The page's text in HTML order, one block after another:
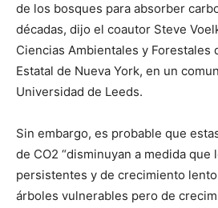
de los bosques para absorber
décadas, dijo el coautor Steve
Ciencias Ambientales y Forestales
Estatal de Nueva York, en un
Universidad de Leeds.
Sin embargo, es probable que
de CO2 “disminuyan a medida que
persistentes y de crecimiento
árboles vulnerables pero de